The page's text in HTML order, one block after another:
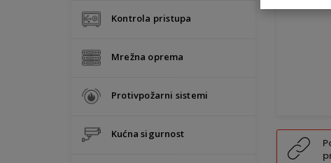
Kontrola pristupa
Mrežna oprema
Protivpožarni sistemi
Kućna sigurnost